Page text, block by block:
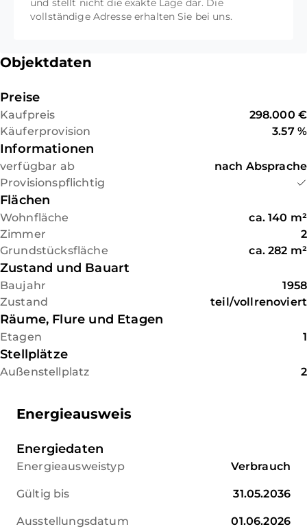
sich noch ein geräumiger
Das Gebäude befindet sich
Dieser ist über ein elektrisches
Tor gesichert.
Energieausweis zusenden können.
keine E-Mail von uns im Posteingang
telefonisch!
Wir bitten um Verständnis, dass wir
aufgrund des automatisierten
Exposé-Versandes auf eventuelle
nach Prüfung unseres Exposés
Besichtigungstermine
Fragen zu klären. Herzlichen Dank!
und stellt nicht die exakte Lage dar. Die
vollständige Adresse erhalten Sie bei uns.
Objektdaten
Preise
Kaufpreis
298.000 €
Käuferprovision
3.57 %
Informationen
verfügbar ab
nach Absprache
Provisionspflichtig
Flächen
Wohnfläche ca. 140 m²
Zimmer
2
Grundstücksfläche
ca. 282 m²
Zustand und Bauart
Baujahr
1958
Zustand
teil/vollrenoviert
Räume, Flure und Etagen
Etagen 1
Stellplätze
Außenstellplatz 2
Energieausweis
Energiedaten
Energieausweistyp Verbrauch
Gültig bis 31.05.2036
Ausstellungsdatum 01.06.2026